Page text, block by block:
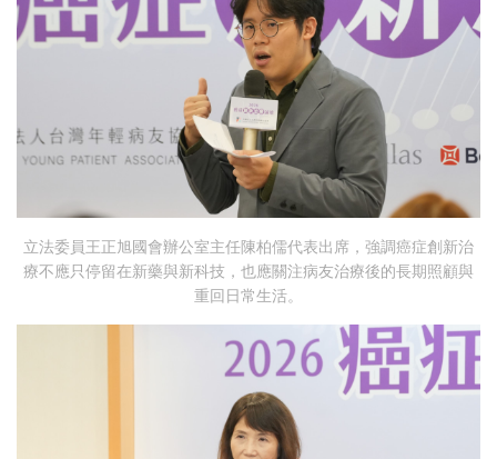
立法委員王正旭國會辦公室主任陳柏儒代表出席，強調癌症創新治
療不應只停留在新藥與新科技，也應關注病友治療後的長期照顧與
重回日常生活。